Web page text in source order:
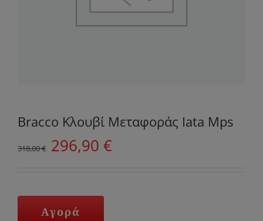
Bracco Κλουβί Μεταφοράς Iata Mps
318,00€
Original
price
296,90 €Η
Αγορά